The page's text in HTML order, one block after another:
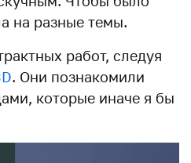
на разные темы.
работ, следуя
. Они познакомили
которые иначе я бы